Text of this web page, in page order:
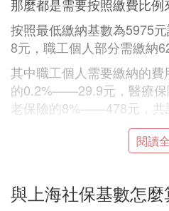
那麼都是需要按照繳費比例
按照最低繳納基數為5975
8元，職工個人部分需繳納
其中職工個人需要繳納的
的0.2%——29.9元，醫療
老保險的8%——478元，共
而企業部分需要繳納的費
0.5%——29.9元，工傷保
6元，生育保險的
閱讀
與上海社保基數怎